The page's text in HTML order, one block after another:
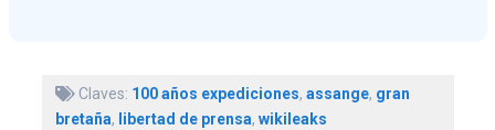
Claves: 100 años expediciones, assange, gran
bretaña, libertad de prensa, wikileaks